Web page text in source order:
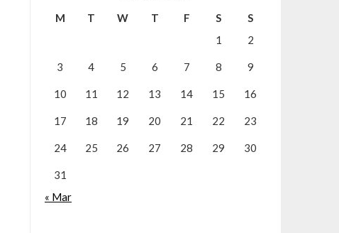
M T W T F S
S
1
2
3 4 5 6 7 8 9
10 11 12 13 14 15 16
17 18 19 20 21 22 23
24 25 26 27 28 29 30
31
« Mar